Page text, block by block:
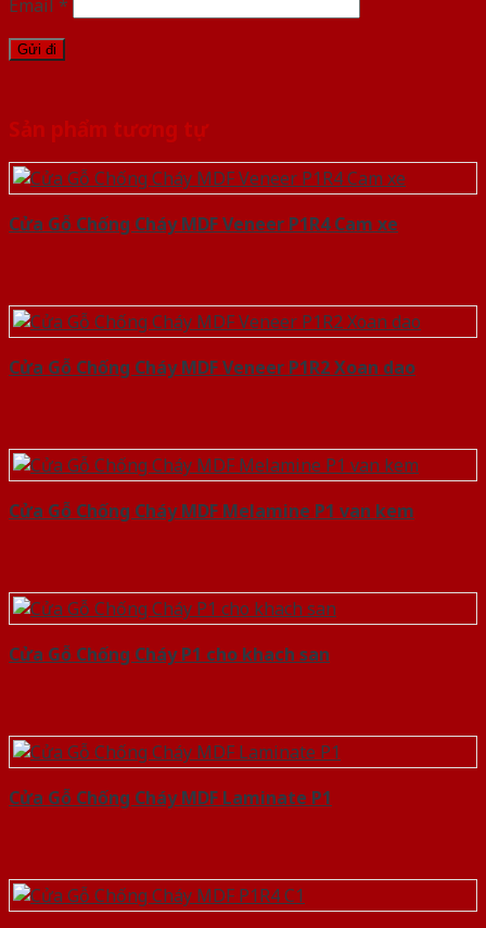
Email *
Sản phẩm tương tự
Cửa Gỗ Chống Cháy MDF Veneer P1R4 Cam xe
Cửa Gỗ Chống Cháy MDF Veneer P1R2 Xoan dao
Cửa Gỗ Chống Cháy MDF Melamine P1 van kem
Cửa Gỗ Chống Cháy P1 cho khach san
Cửa Gỗ Chống Cháy MDF Laminate P1